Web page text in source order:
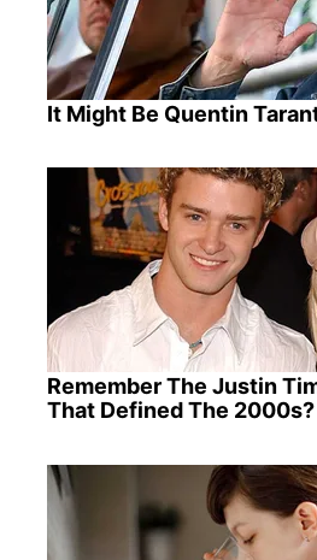
It Might Be Quentin
Remember The Justin
That Defined The 2000s?